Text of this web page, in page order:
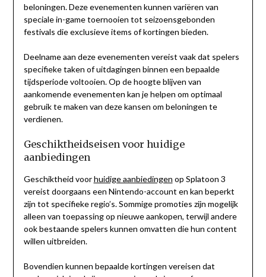
beloningen. Deze evenementen kunnen variëren van
speciale in-game toernooien tot seizoensgebonden
festivals die exclusieve items of kortingen bieden.
Deelname aan deze evenementen vereist vaak dat spelers
specifieke taken of uitdagingen binnen een bepaalde
tijdsperiode voltooien. Op de hoogte blijven van
aankomende evenementen kan je helpen om optimaal
gebruik te maken van deze kansen om beloningen te
verdienen.
Geschiktheidseisen voor huidige
aanbiedingen
Geschiktheid voorhuidige aanbiedingen op Splatoon 3
vereist doorgaans een Nintendo-account en kan beperkt
zijn tot specifieke regio’s. Sommige promoties zijn mogelijk
alleen van toepassing op nieuwe aankopen, terwijl andere
ook bestaande spelers kunnen omvatten die hun content
willen uitbreiden.
Bovendien kunnen bepaalde kortingen vereisen dat